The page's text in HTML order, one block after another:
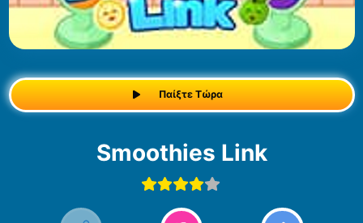
Παίξτε Τώρα
Smoothies Link